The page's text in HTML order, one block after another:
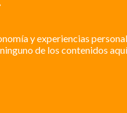
y experiencias
de los contenidos